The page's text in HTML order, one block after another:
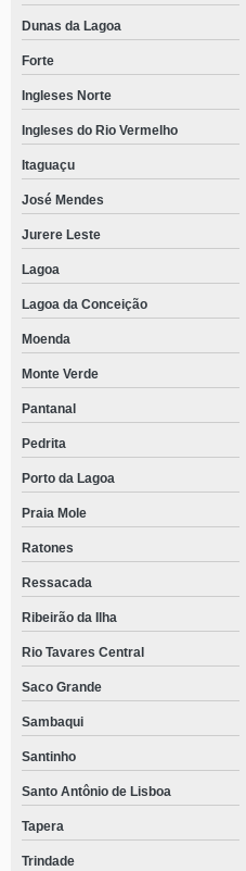
Dunas da Lagoa
Forte
Ingleses Norte
Ingleses do Rio Vermelho
Itaguaçu
José Mendes
Jurere Leste
Lagoa
Lagoa da Conceição
Moenda
Monte Verde
Pantanal
Pedrita
Porto da Lagoa
Praia Mole
Ratones
Ressacada
Ribeirão da Ilha
Rio Tavares Central
Saco Grande
Sambaqui
Santinho
Santo Antônio de Lisboa
Tapera
Trindade